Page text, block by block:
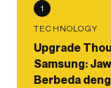
1
TECHNOLOGY
Upgrade
Samsung:
Berbeda